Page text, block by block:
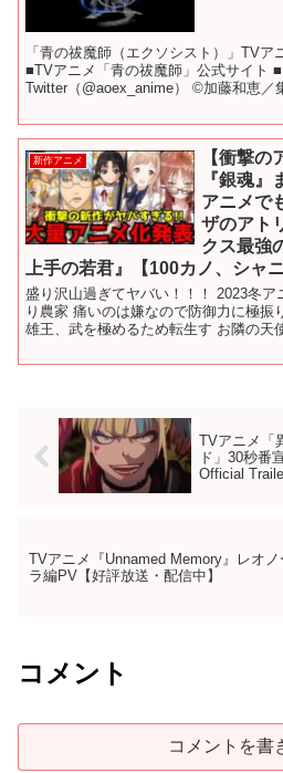
「青の祓魔師（エクソシスト）」TVア
■TVアニメ「青の祓魔師」公式サイト
Twitter（@aoex_anime） ©加藤和恵／
新作アニメ
【衝撃の
『銀魂』
アニメで
ザのアト
クス最強
上手の若君』【100カノ、シャ
盛り沢山過ぎてヤバい！！！ 2023冬
り農家 痛いのは嫌なので防御力に極振
雄王、武を極めるため転生す お隣の天
TVアニメ「
ド」30秒番
Official
TVアニメ『Unnamed Memory』レオノ
ラ編PV【好評放送・配信中】
コメント
コメントを書